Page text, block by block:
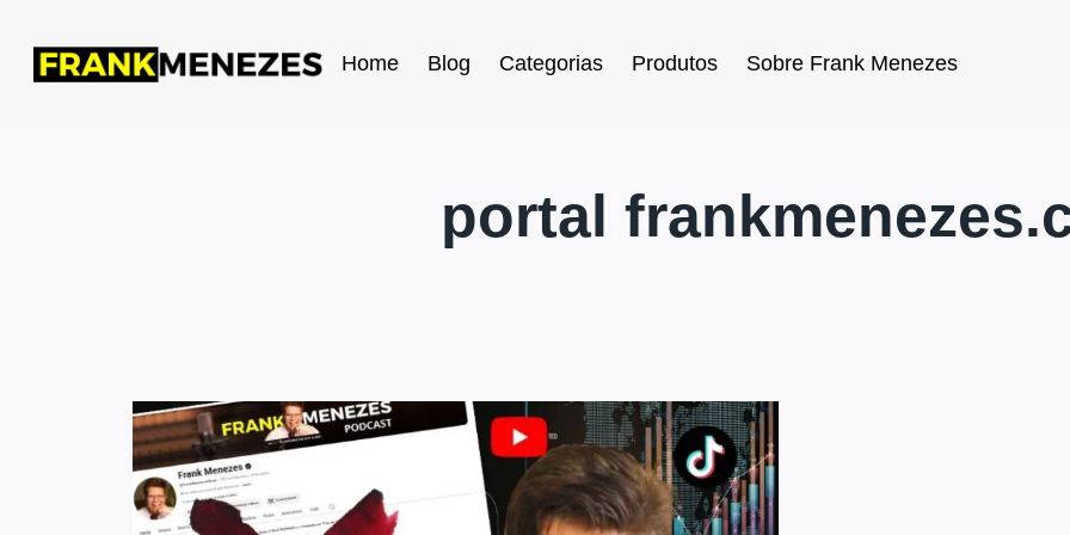
Home Blog Categorias Produtos Sobre Frank Menezes
portal